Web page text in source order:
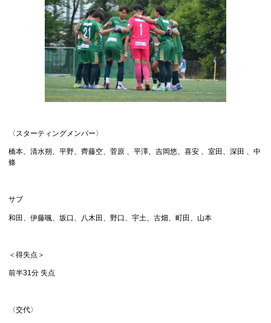
〈スターティングメンバー〉
橋本、清水朔、平野、齊藤空、菅原 、平澤、吉岡悠、喜安 、室田、深田 、中
條
サブ
和田、伊藤颯、坂口、八木田、野口、宇土、古畑、町田、山本
＜得失点＞
前半31分 失点
〈交代〉